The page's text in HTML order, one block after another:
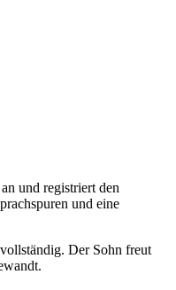
und registriert den
und eine
Der Sohn freut